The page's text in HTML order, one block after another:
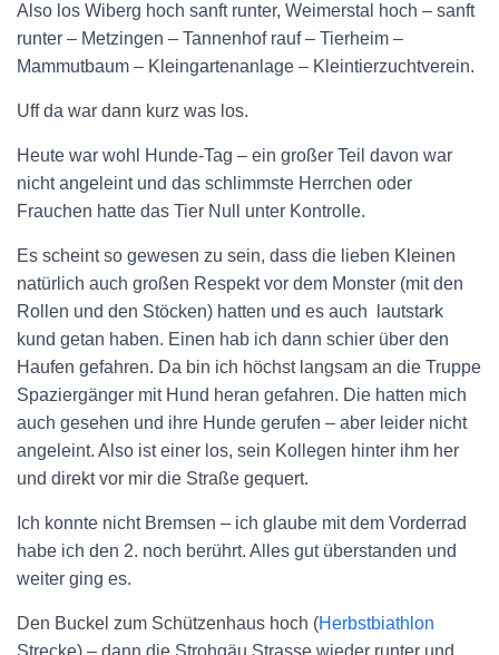
Also los Wiberg hoch sanft runter, Weimerstal hoch – sanft
runter – Metzingen – Tannenhof rauf – Tierheim –
Mammutbaum – Kleingartenanlage – Kleintierzuchtverein.
Uff da war dann kurz was los.
Heute war wohl Hunde-Tag – ein großer Teil davon war
nicht angeleint und das schlimmste Herrchen oder
Frauchen hatte das Tier Null unter Kontrolle.
Es scheint so gewesen zu sein, dass die lieben Kleinen
natürlich auch großen Respekt vor dem Monster (mit den
Rollen und den Stöcken) hatten und es auch lautstark
kund getan haben. Einen hab ich dann schier über den
Haufen gefahren. Da bin ich höchst langsam an die Truppe
Spaziergänger mit Hund heran gefahren. Die hatten mich
auch gesehen und ihre Hunde gerufen – aber leider nicht
angeleint. Also ist einer los, sein Kollegen hinter ihm her
und direkt vor mir die Straße gequert.
Ich konnte nicht Bremsen – ich glaube mit dem Vorderrad
habe ich den 2. noch berührt. Alles gut überstanden und
weiter ging es.
Den Buckel zum Schützenhaus hoch (Herbstbiathlon
Strecke) – dann die Strohgäu Strasse wieder runter und